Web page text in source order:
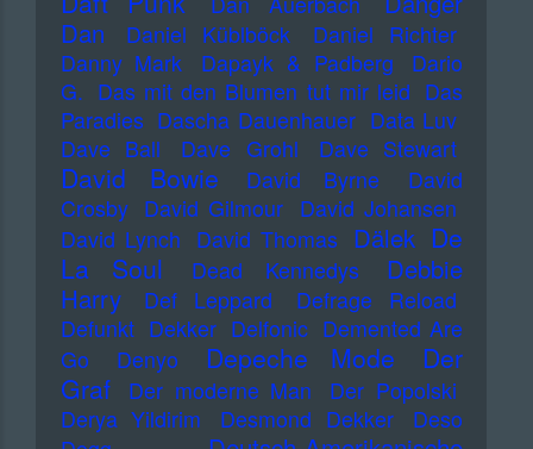
Dan
Daniel Küblböck
Daniel Richter
Danny Mark
Dapayk & Padberg
Dario
G. Das mit den Blumen tut mir leid Das
Paradies Dascha Dauenhauer Data Luv
Dave Ball
Dave Grohl Dave Stewart
David Bowie David Byrne
David
Crosby David Gilmour David Johansen
David Lynch David Thomas Dälek De
La Soul
Dead Kennedys
Debbie
Harry
Def Leppard
Defrage Reload
Defunkt Dekker Delfonic Demented Are
Go
Denyo Depeche Mode
Der
Graf
Der moderne Man
Der Popolski
Derya Yildirim
Desmond Dekker
Deso